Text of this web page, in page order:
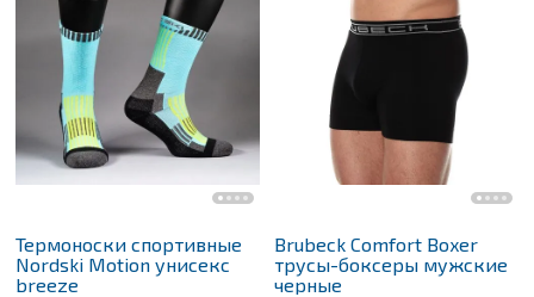
Термоноски спортивные
Nordski Motion унисекс
breeze
Brubeck Comfort Boxer
трусы-боксеры мужские
черные